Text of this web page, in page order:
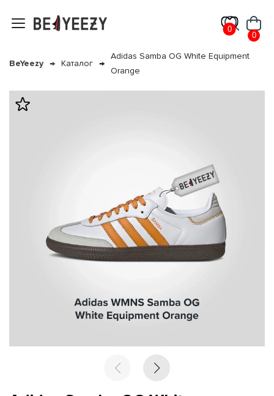
0
0
BeYeezy Каталог
Adidas Samba OG White Equipment
Orange